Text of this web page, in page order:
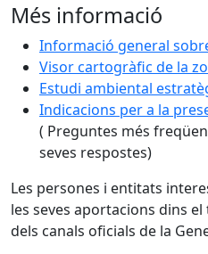
Més informació
Informació general sobre
Visor cartogràfic de la
Estudi ambiental
Indicacions per a la
( Preguntes més
seves respostes)
Les persones i entitats
les seves aportacions dins
dels canals oficials de la